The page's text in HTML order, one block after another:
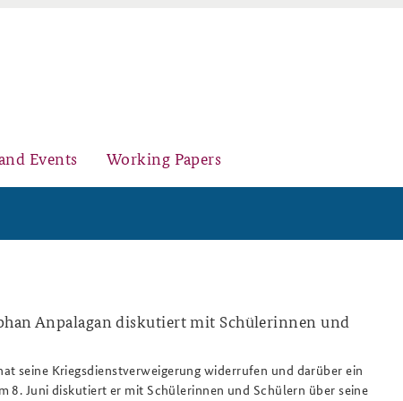
Young Leaders in Security Policy
Events
Further Events
Working Papers
Anpalagan diskutiert mit Schülerinnen und
seine Kriegsdienstverweigerung widerrufen und darüber ein
8. Juni diskutiert er mit Schülerinnen und Schülern über seine